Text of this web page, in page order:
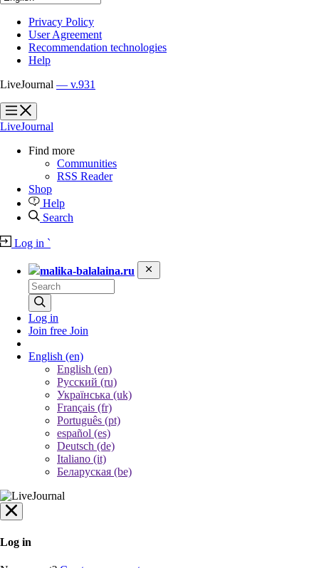
Privacy Policy
User Agreement
Recommendation technologies
Help
LiveJournal — v.931
?
?
LiveJournal
Find more
Communities
RSS Reader
Shop
Help
Search
Log in `
malika-balalaina.ru
Log in
Join free Join
English (en)
English (en)
Русский (ru)
Українська (uk)
Français (fr)
Português (pt)
español (es)
Deutsch (de)
Italiano (it)
Беларуская (be)
Log in